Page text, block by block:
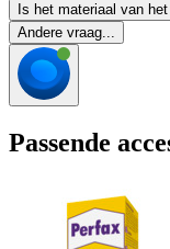
Is het materiaal van
Andere vraag...
Passende